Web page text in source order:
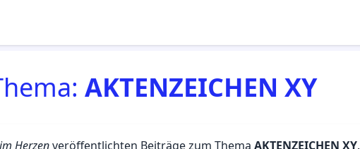
AKTENZEICHEN XY
Herzenveröffentlichten Beiträge zum Thema AKTENZEICHEN XY.